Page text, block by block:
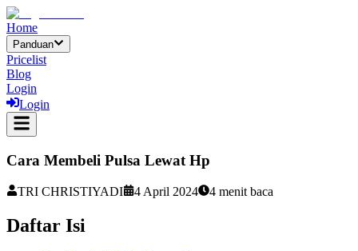
Home
Panduan
Pricelist
Blog
Login
Login
Cara Membeli Pulsa Lewat Hp
TRI CHRISTIYADI 4 April 2024 4 menit baca
Daftar Isi